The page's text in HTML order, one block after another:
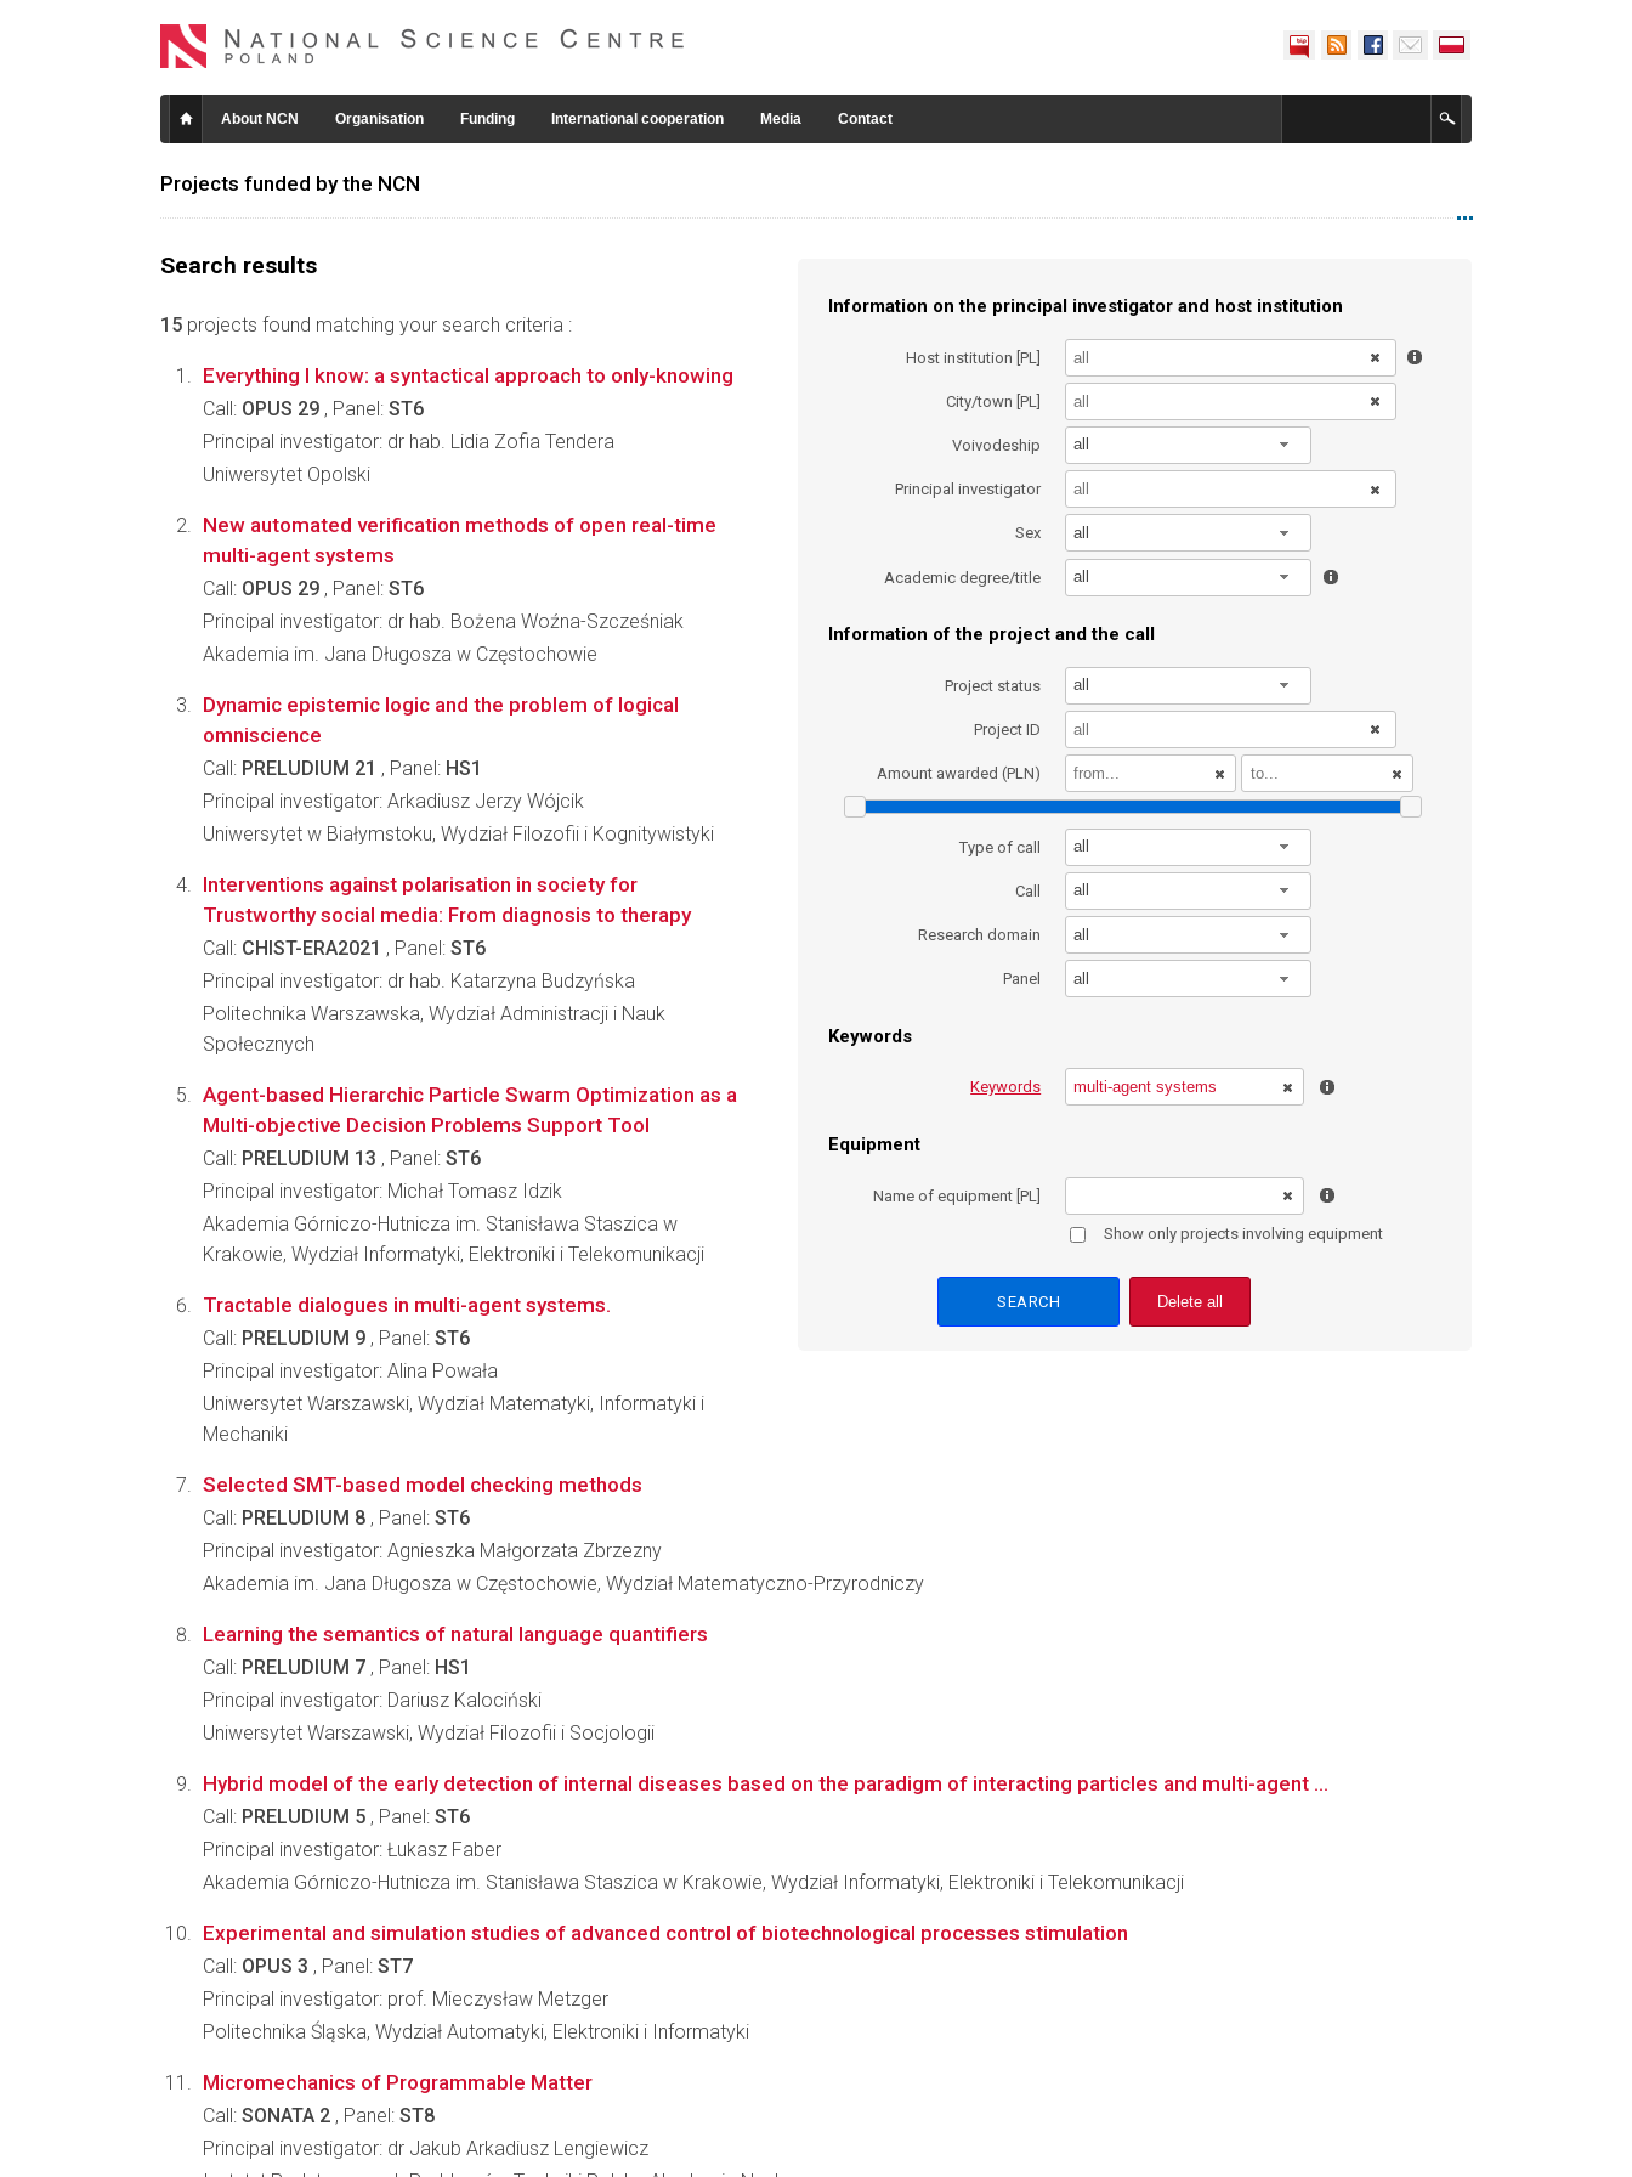
About NCN Organisation Funding International cooperation Media Contact
Projects funded by the NCN
Search results
15 projects found matching your search criteria :
Information on the principal investigator and host institution
Host institution [PL]
City/town [PL]
Voivodeship all
Principal investigator
Sex all
Academic degree/title all
Information of the project and the call
Project status all
Project ID
Amount awarded (PLN)
Type of call all
Call all
Research domain all
Panel all
Keywords
Keywords
Equipment
Name of equipment [PL]
Show only projects involving equipment
Delete all
Everything I know: a syntactical approach to only-knowing
Call: OPUS 29 , Panel: ST6
Principal investigator: dr hab. Lidia Zofia Tendera
Uniwersytet Opolski
New automated verification methods of open real-time
multi-agent systems
Call: OPUS 29 , Panel: ST6
Principal investigator: dr hab. Bożena Woźna-Szcześniak
Akademia im. Jana Długosza w Częstochowie
Dynamic epistemic logic and the problem of logical
omniscience
Call: PRELUDIUM 21 , Panel: HS1
Principal investigator: Arkadiusz Jerzy Wójcik
Uniwersytet w Białymstoku, Wydział Filozofii i Kognitywistyki
Interventions against polarisation in society for
Trustworthy social media: From diagnosis to therapy
Call: CHIST-ERA2021 , Panel: ST6
Principal investigator: dr hab. Katarzyna Budzyńska
Politechnika Warszawska, Wydział Administracji i Nauk
Społecznych
Agent-based Hierarchic Particle Swarm Optimization as a
Multi-objective Decision Problems Support Tool
Call: PRELUDIUM 13 , Panel: ST6
Principal investigator: Michał Tomasz Idzik
Akademia Górniczo-Hutnicza im. Stanisława Staszica w
Krakowie, Wydział Informatyki, Elektroniki i Telekomunikacji
Tractable dialogues in multi-agent systems.
Call: PRELUDIUM 9 , Panel: ST6
Principal investigator: Alina Powała
Uniwersytet Warszawski, Wydział Matematyki, Informatyki i
Mechaniki
Selected SMT-based model checking methods
Call: PRELUDIUM 8 , Panel: ST6
Principal investigator: Agnieszka Małgorzata Zbrzezny
Akademia im. Jana Długosza w Częstochowie, Wydział Matematyczno-Przyrodniczy
Learning the semantics of natural language quantifiers
Call: PRELUDIUM 7 , Panel: HS1
Principal investigator: Dariusz Kalociński
Uniwersytet Warszawski, Wydział Filozofii i Socjologii
Hybrid model of the early detection of internal diseases based on the paradigm of interacting particles and multi-agent ...
Call: PRELUDIUM 5 , Panel: ST6
Principal investigator: Łukasz Faber
Akademia Górniczo-Hutnicza im. Stanisława Staszica w Krakowie, Wydział Informatyki, Elektroniki i Telekomunikacji
Experimental and simulation studies of advanced control of biotechnological processes stimulation
Call: OPUS 3 , Panel: ST7
Principal investigator: prof. Mieczysław Metzger
Politechnika Śląska, Wydział Automatyki, Elektroniki i Informatyki
Micromechanics of Programmable Matter
Call: SONATA 2 , Panel: ST8
Principal investigator: dr Jakub Arkadiusz Lengiewicz